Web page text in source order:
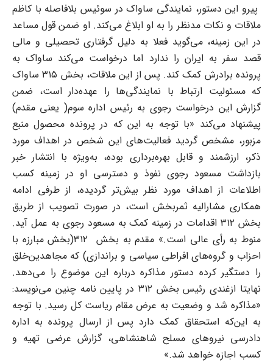
پیرو این دستور، نمایندگی ساواک در سوئیس بلافاصله با کاظم
ملاقات و نکات مدنظر را به او ابلاغ می‌کند. او ضمن قول مساعد
در این زمینه، می‌گوید فعلا به دلیل گرفتاری تحصیلی و مالی
قصد سفر به ایران را ندارد اما درخواست می‌کند ساواک به
پرونده برادرش کمک کند. پس از این ملاقات، بخش ۳۱۵ ساواک
که مسئولیت ارتباط با نمایندگی‌ها را عهده‌دار است، ضمن
گزارش این درخواست رجوی به رئیس اداره سوم( یعنی مقدم)
پیشنهاد می‌کند «با توجه به این‌ که در پرونده محصول منبع
مزبور، مشخص گردید فعالیت‌های این شخص در اهداف مورد
ذکر، ارزشمند و قابل بهره‌برداری بوده، به‌ویژه با انتشار خبر
بازداشت مسعود رجوی نفوذ و دسترسی او در زمینه کسب
اطلاعات از اهداف مورد نظر بیش‌تر گردیده، از طرفی ادامه
همکاری مشارالیه ثمربخش است، در صورت تصویب از طریق
بخش ۳۱۲ اقدامات در زمینه کمک به مسعود رجوی به عمل آید.
منوط به رأی عالی است.» مقدم به بخش ۳۱۲(بخش مبارزه با
احزاب و گروه‌های افراطی سیاسی و براندازی) که مجاهدین‌خلق
را دستگیر کرده دستور مذاکره درباره این موضوع را می‌دهد.
نهایتا ازغندی رئیس بخش ۳۱۲ در پایین نامه چنین می‌نویسد:
«مذاکره شد و وضعیت به عرض مقام ریاست کل رسید. با توجه
به این‌که استحقاق کمک دارد پس از ارسال پرونده به اداره
دادرسی نیروهای مسلح شاهنشاهی، گزارش عرضی تهیه و
کسب اجازه خواهد شد.»